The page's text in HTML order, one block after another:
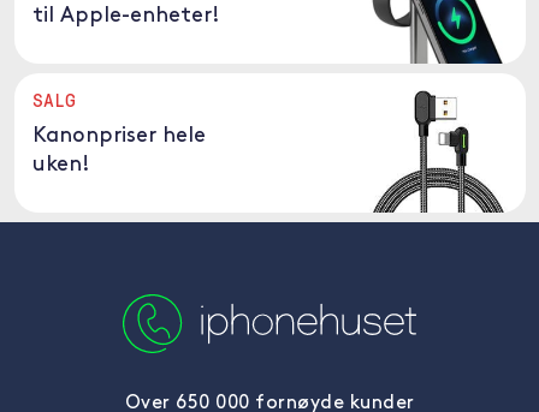
til Apple-enheter!
SALG
Kanonpriser hele
uken!
Over 650 000 fornøyde kunder